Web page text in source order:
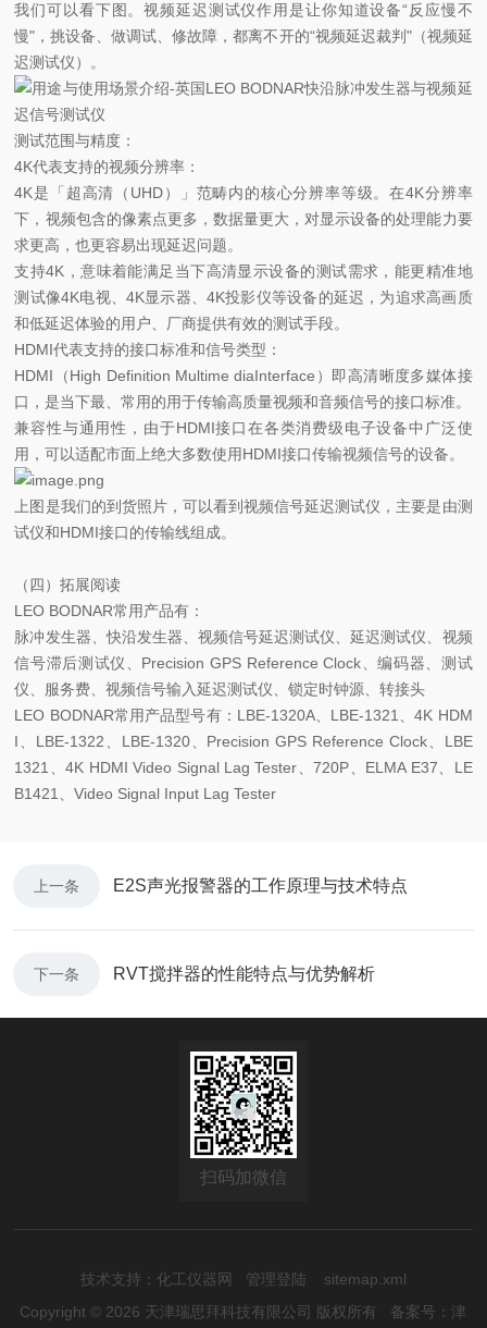
我们可以看下图。视频延迟测试仪作用是让你知道设备“反应慢不
慢"，挑设备、做调试、修故障，都离不开的“视频延迟裁判"（视频延
迟测试仪）。
测试范围与精度：
4K代表支持的视频分辨率：
4K是「超高清（UHD）」范畴内的核心分辨率等级。在4K分辨率
下，视频包含的像素点更多，数据量更大，对显示设备的处理能力要
求更高，也更容易出现延迟问题。
支持4K，意味着能满足当下高清显示设备的测试需求，能更精准地
测试像4K电视、4K显示器、4K投影仪等设备的延迟，为追求高画质
和低延迟体验的用户、厂商提供有效的测试手段。
HDMI代表支持的接口标准和信号类型：
HDMI（High Definition Multime diaInterface）即高清晰度多媒体接
口，是当下最、常用的用于传输高质量视频和音频信号的接口标准。
兼容性与通用性，由于HDMI接口在各类消费级电子设备中广泛使
用，可以适配市面上绝大多数使用HDMI接口传输视频信号的设备。
上图是我们的到货照片，可以看到视频信号延迟测试仪，主要是由测
试仪和HDMI接口的传输线组成。
（四）拓展阅读
LEO BODNAR常用产品有：
脉冲发生器、快沿发生器、视频信号延迟测试仪、延迟测试仪、视频
信号滞后测试仪、Precision GPS Reference Clock、编码器、测试
仪、服务费、视频信号输入延迟测试仪、锁定时钟源、转接头
LEO BODNAR常用产品型号有：LBE-1320A、LBE-1321、4K HDM
I、LBE-1322、LBE-1320、Precision GPS Reference Clock、LBE
1321、4K HDMI Video Signal Lag Tester、720P、ELMA E37、LE
B1421、Video Signal Input Lag Tester
上一条 E2S声光报警器的工作原理与技术特点
下一条 RVT搅拌器的性能特点与优势解析
扫码加微信
技术支持： 化工仪器网 管理登陆
sitemap.xml
Copyright © 2026 天津瑞思拜科技有限公司 版权所有 备案号：津